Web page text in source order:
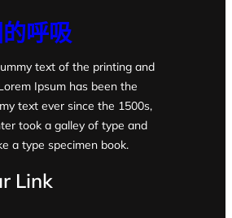
呼吸
text of the printing and
Ipsum has been the
text ever since the 1500s,
took a galley of type and
a type specimen book.
Link